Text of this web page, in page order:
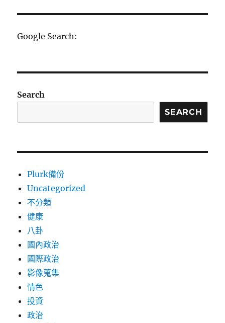
亞
格
坦
胡
爭
分
頁
Google Search:
Search
SEARCH
Plurk備份
Uncategorized
不分類
健康
八卦
國內政治
國際政治
影像蒐集
情色
投資
政治